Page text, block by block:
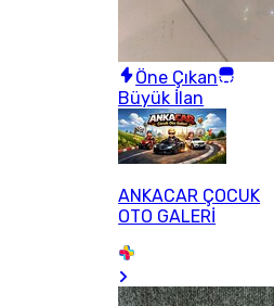
Öne Çıkan
Büyük İlan
ANKACAR ÇOCUK
OTO GALERİ